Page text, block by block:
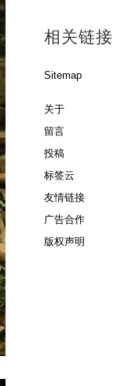
相关链接
Sitemap
关于
留言
投稿
标签云
友情链接
广告合作
版权声明